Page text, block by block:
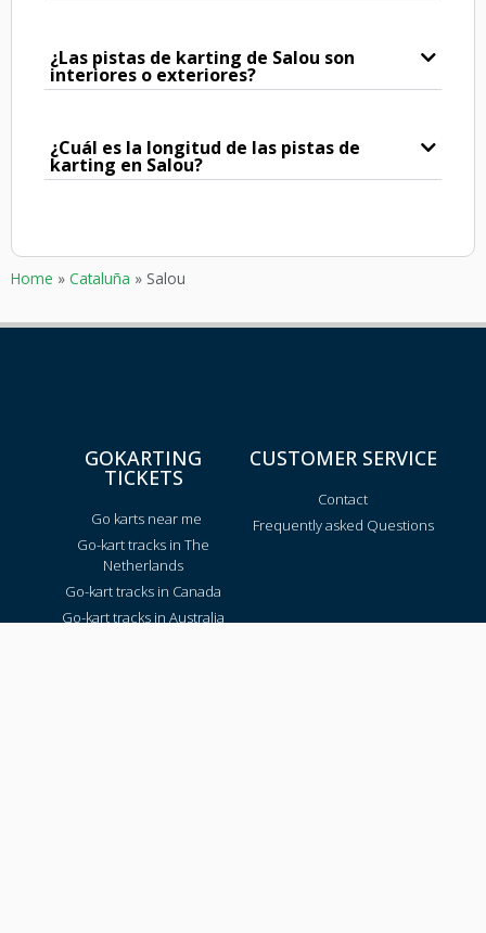
¿Las pistas de karting de Salou son
interiores o exteriores?
¿Cuál es la longitud de las pistas de
karting en Salou?
Home » Cataluña » Salou
GOKARTING
TICKETS
Go karts near me
Go-kart tracks in The
Netherlands
Go-kart tracks in Canada
Go-kart tracks in Australia
CUSTOMER SERVICE
Contact
Frequently asked Questions